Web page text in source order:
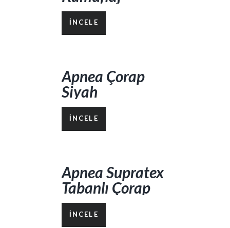
İNCELE
Apnea Çorap
Siyah
İNCELE
Apnea Supratex
Tabanlı Çorap
Kamuflaj
İNCELE